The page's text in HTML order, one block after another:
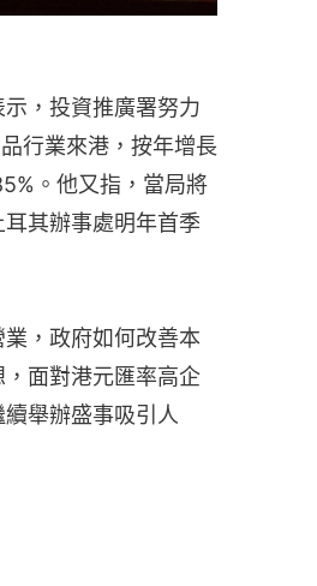
，投資推廣署努力
行業來港，按年增長
。他又指，當局將
其辦事處明年首季
，政府如何改善本
面對港元匯率高企
舉辦盛事吸引人